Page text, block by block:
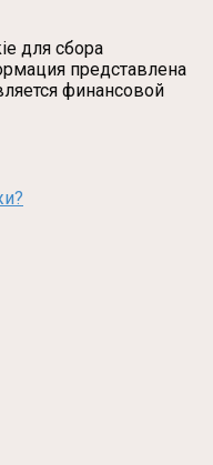
для сбора
представлена
финансовой